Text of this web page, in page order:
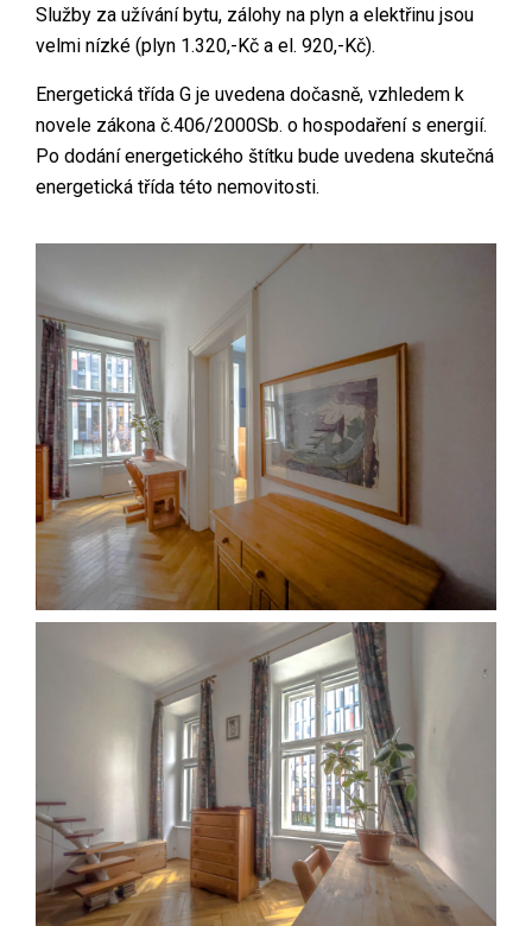
Služby za užívání bytu, zálohy na plyn a elektřinu jsou
velmi nízké (plyn 1.320,-Kč a el. 920,-Kč).
Energetická třída G je uvedena dočasně, vzhledem k
novele zákona č.406/2000Sb. o hospodaření s energií.
Po dodání energetického štítku bude uvedena skutečná
energetická třída této nemovitosti.